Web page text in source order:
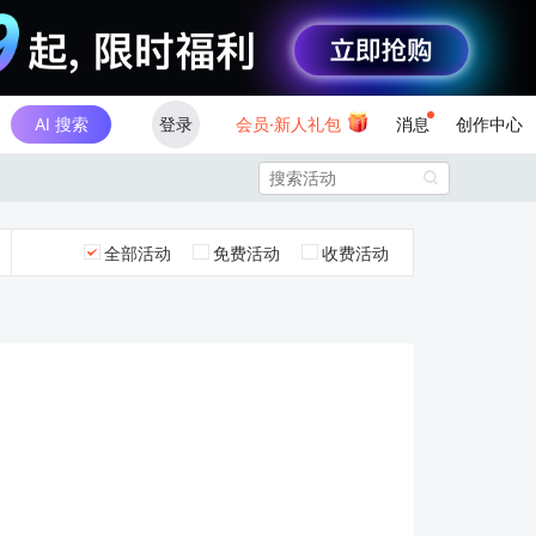
AI 搜索 登录 会员·新人礼包 消息 创作中心

全部活动 免费活动 收费活动